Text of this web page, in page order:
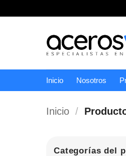
to
Inicio Nosotros
Inicio /
Categorías del